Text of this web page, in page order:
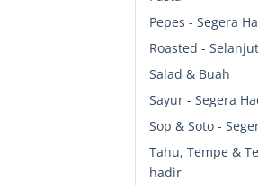
Pepes - Segera
Roasted -
Salad & Buah
Sayur - Segera
Sop & Soto -
Tahu, Tempe &
hadir